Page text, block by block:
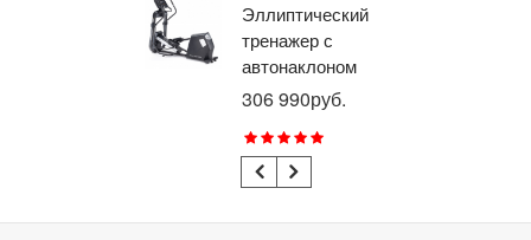
Эллиптический
тренажер с
автонаклоном
профессиональный
BRONZE GYM
E1000M PRO
TURBO (new)
306 990руб.